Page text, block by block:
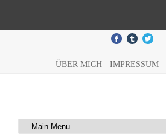
ÜBER MICH IMPRESSUM